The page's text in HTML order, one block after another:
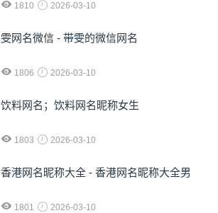
1810 2026-03-10
雯网名微信 - 带雯的微信网名
1806 2026-03-10
饮料网名；饮料网名昵称女生
1803 2026-03-10
香港网名昵称大全 - 香港网名昵称大全男
1801 2026-03-10